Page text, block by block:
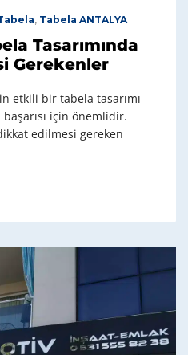
, Tabela ANTALYA
Tasarımında
Gerekenler
etkili bir tabela tasarımı
için önemlidir.
edilmesi gereken